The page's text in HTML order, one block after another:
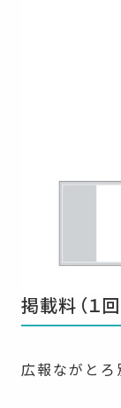
掲載料（１
広報ながとろ